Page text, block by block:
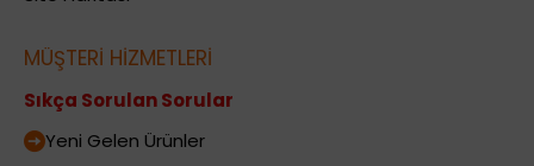
MÜŞTERİ HİZMETLERİ
Sıkça Sorulan Sorular
Yeni Gelen Ürünler